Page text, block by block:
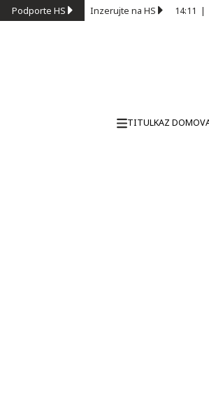
Podporte HS Inzerujte na HS 14:11 |
TITULKAZ